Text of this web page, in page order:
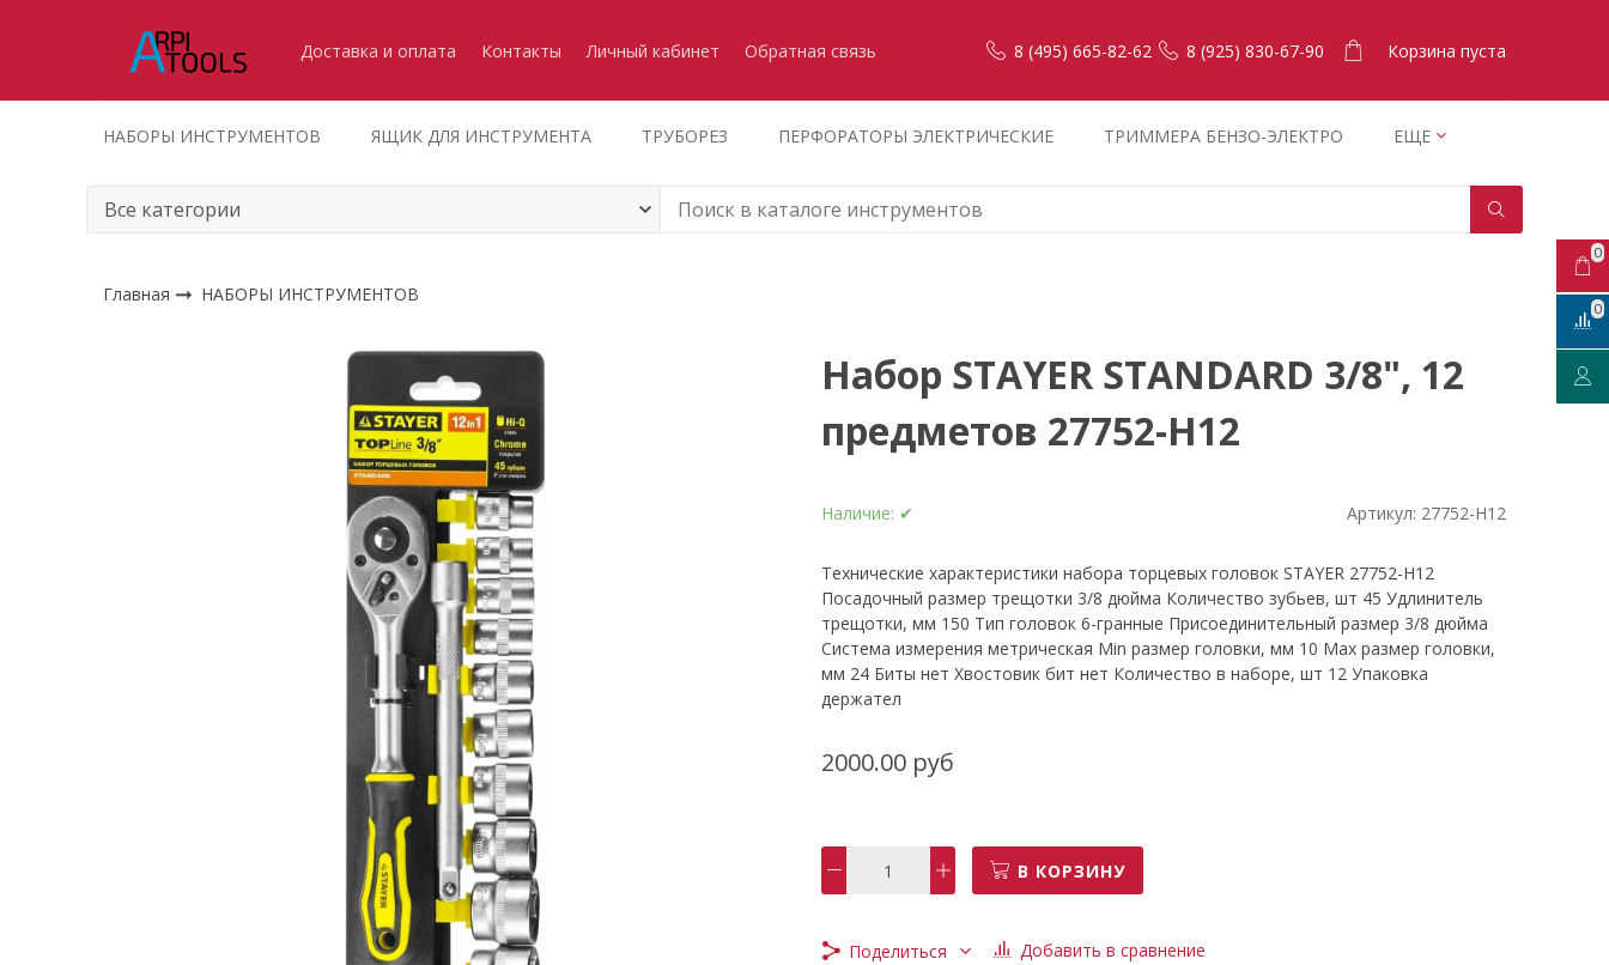
8 (495) 665-82-62 8 (925) 830-67-90
Доставка и оплата Контакты Личный кабинет Обратная связь Корзина пуста
НАБОРЫ ИНСТРУМЕНТОВ ЯЩИК ДЛЯ ИНСТРУМЕНТА ТРУБОРЕЗ ПЕРФОРАТОРЫ ЭЛЕКТРИЧЕСКИЕ ТРИММЕРА БЕНЗО-ЭЛЕКТРО ЕЩЕ
Главная НАБОРЫ ИНСТРУМЕНТОВ
Набор STAYER STANDARD 3/8", 12
предметов 27752-H12
Наличие: ✔ Артикул: 27752-H12
Технические характеристики набора торцевых головок STAYER 27752-H12
Посадочный размер трещотки 3/8 дюйма Количество зубьев, шт 45 Удлинитель
трещотки, мм 150 Тип головок 6-гранные Присоединительный размер 3/8 дюйма
Система измерения метрическая Min размер головки, мм 10 Max размер головки,
мм 24 Биты нет Хвостовик бит нет Количество в наборе, шт 12 Упаковка
держател
2000.00 руб
В КОРЗИНУ
Поделиться Добавить в сравнение
0
0